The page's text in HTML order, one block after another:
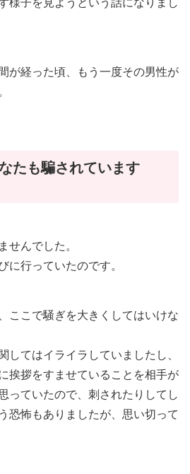
様子を見ようという話になりまし
が経った頃、もう一度その男性が
たも騙されています
せんでした。
に行っていたのです。
ここで騒ぎを大きくしてはいけな
してはイライラしていましたし、
挨拶をすませていることを相手が
っていたので、刺されたりしてし
恐怖もありましたが、思い切って